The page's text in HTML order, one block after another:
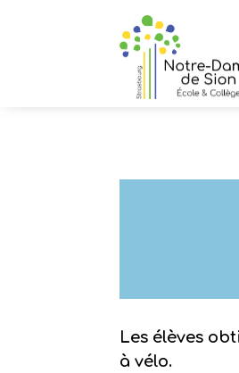
Les élèves
à vélo.